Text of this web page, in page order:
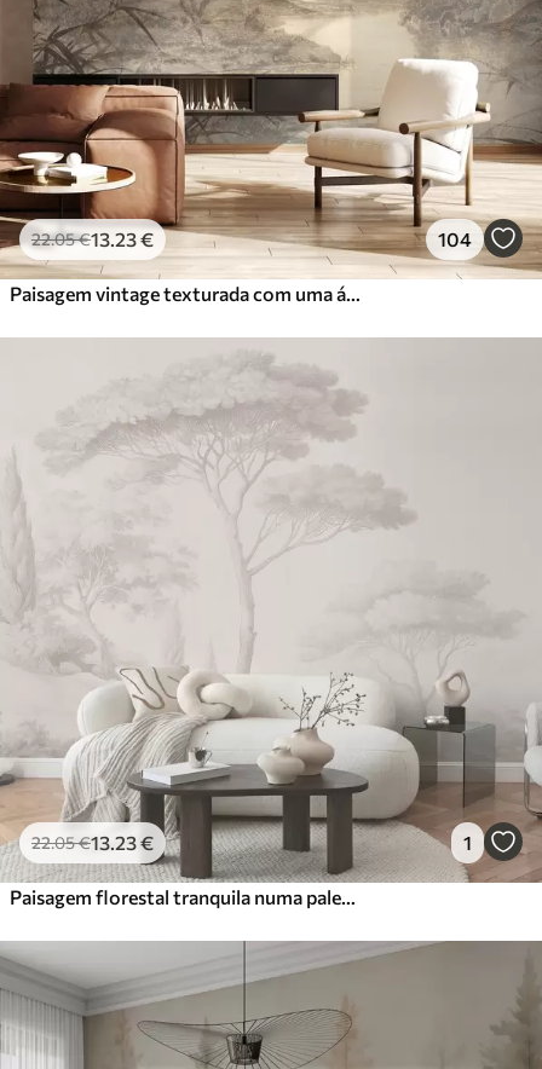
22.05€13 .23€ 104
22.05€13 .23€ 1